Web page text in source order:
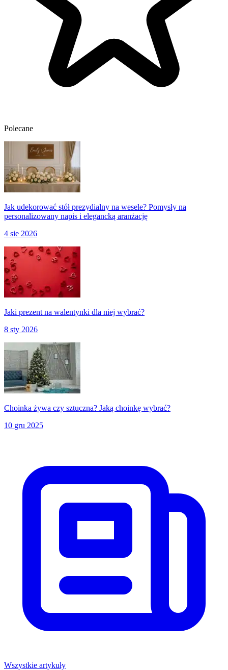
Polecane
Jak udekorować stół prezydialny na wesele? Pomysły na
personalizowany napis i elegancką aranżację
4 sie 2026
Jaki prezent na walentynki dla niej wybrać?
8 sty 2026
Choinka żywa czy sztuczna? Jaką choinkę wybrać?
10 gru 2025
Wszystkie artykuły